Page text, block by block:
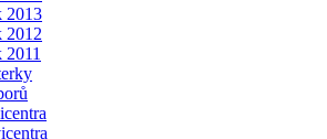
2013
2012
2011